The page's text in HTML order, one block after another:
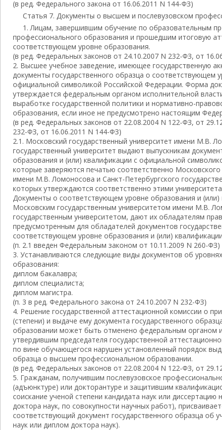
(в ред. Федерального закона от 16.06.2011 N 144-ФЗ)
Статья 7. Документы о высшем и послевузовском
1. Лицам, завершившим обучение по образовательным
профессионального образования и прошедшим итоговую
соответствующем уровне образования.
(в ред. Федеральных законов от 24.10.2007 N 232-ФЗ, от
2. Высшее учебное заведение, имеющее государственную
документы государственного образца о соответствующем
официальной символикой Российской Федерации. Форма
утверждается федеральным органом исполнительной
выработке государственной политики и нормативно-
образования, если иное не предусмотрено настоящим
(в ред. Федеральных законов от 22.08.2004 N 122-ФЗ, от
232-ФЗ, от 16.06.2011 N 144-ФЗ)
2.1. Московский государственный университет имени М.В.
государственный университет выдают выпускникам
образования и (или) квалификации с официальной
которые заверяются печатью соответственно Московского
имени М.В. Ломоносова и Санкт-Петербургского
которых утверждаются соответственно этими
Документы о соответствующем уровне образования и
Московским государственным университетом имени М.В.
государственным университетом, дают их обладателям
предусмотренным для обладателей документов
соответствующем уровне образования и (или)
(п. 2.1 введен Федеральным законом от 10.11.2009 N 260-ФЗ)
3. Устанавливаются следующие виды документов об
образования:
диплом бакалавра;
диплом специалиста;
диплом магистра.
(п. 3 в ред. Федерального закона от 24.10.2007 N 232-ФЗ)
4. Решение государственной аттестационной комиссии о
(степени) и выдаче ему документа государственного
образовании может быть отменено федеральным органом
утвердившим председателя государственной
по вине обучающегося нарушен установленный порядок
образца о высшем профессиональном образовании.
(в ред. Федеральных законов от 22.08.2004 N 122-ФЗ, от
5. Гражданам, получившим послевузовское
(адъюнктуре) или докторантуре и защитившим
соискание ученой степени кандидата наук или диссертацию
доктора наук, по совокупности научных работ),
соответствующий документ государственного образца об
наук или диплом доктора наук).